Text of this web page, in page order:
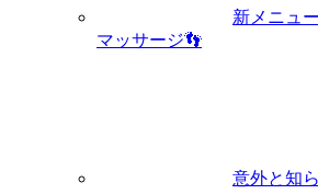
新メニュ
マッサージ👣
意外と知